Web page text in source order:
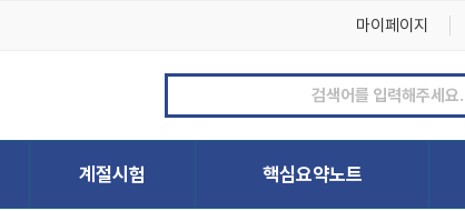
마이페이지